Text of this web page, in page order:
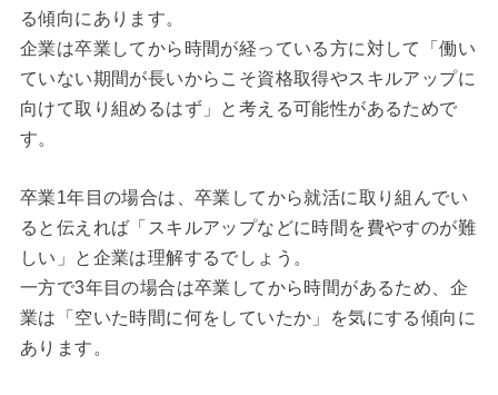
る傾向にあります。
企業は卒業してから時間が経っている方に対して「働い
ていない期間が長いからこそ資格取得やスキルアップに
向けて取り組めるはず」と考える可能性があるためで
す。
卒業1年目の場合は、卒業してから就活に取り組んでい
ると伝えれば「スキルアップなどに時間を費やすのが難
しい」と企業は理解するでしょう。
一方で3年目の場合は卒業してから時間があるため、企
業は「空いた時間に何をしていたか」を気にする傾向に
あります。